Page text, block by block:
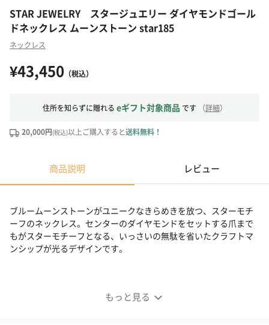
STAR JEWELRY スタージュエリー ダイヤモンドゴール
ドネックレス ムーンストーン star185
ネックレス
¥43,450 （税込）
住所を知らずに贈れる eギフト対象商品 です （詳細）
20,000円(税込)以上ご購入すると送料無料！
商品説明 レビュー
もっと見る
ブルームーンストーンがユニークなきらめきを放つ、スターモチ
ーフのネックレス。センターのダイヤモンドをセットする爪まで
もがスターモチーフとなる、いっさいの無駄を省いたクラフトマ
ンシップが光るデザインです。